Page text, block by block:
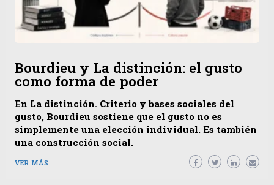
Bourdieu y La distinción: el gusto
como forma de poder
En La distinción. Criterio y bases sociales del
gusto, Bourdieu sostiene que el gusto no es
simplemente una elección individual. Es también
una construcción social.
VER MÁS